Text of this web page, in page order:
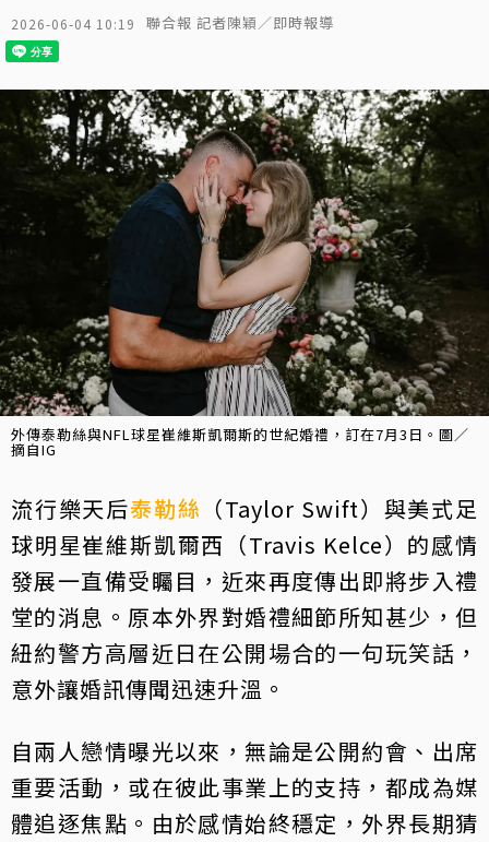
2026-06-04 10:19 聯合報 記者陳穎／即時報導
外傳泰勒絲與NFL球星崔維斯凱爾斯的世紀婚禮，訂在7月3日。圖／
摘自IG
流行樂天后泰勒絲 （Taylor Swift）與美式足
球明星崔維斯凱爾西（Travis Kelce）的感情
發展一直備受矚目，近來再度傳出即將步入禮
堂的消息。原本外界對婚禮細節所知甚少，但
紐約警方高層近日在公開場合的一句玩笑話，
意外讓婚訊傳聞迅速升溫。
自兩人戀情曝光以來，無論是公開約會、出席
重要活動，或在彼此事業上的支持，都成為媒
體追逐焦點。由於感情始終穩定，外界長期猜